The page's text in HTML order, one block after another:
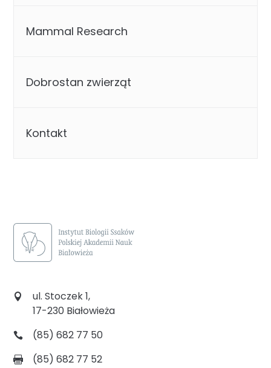
Mammal Research
Dobrostan zwierząt
Kontakt
ul. Stoczek 1,
17-230 Białowieża
(85) 682 77 50
(85) 682 77 52